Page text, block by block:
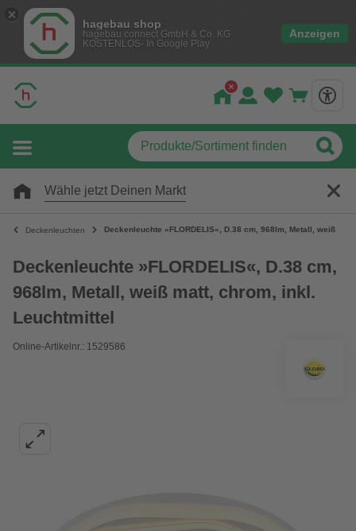
hagebau shop
hagebau connect GmbH & Co. KG
KOSTENLOS- In Google Play
Anzeigen
Wähle jetzt Deinen Markt
Deckenleuchten Deckenleuchte »FLORDELIS«, D.38 cm, 968lm, Metall, weiß
Deckenleuchte »FLORDELIS«, D.38 cm,
968lm, Metall, weiß matt, chrom, inkl.
Leuchtmittel
Online-Artikelnr.: 1529586